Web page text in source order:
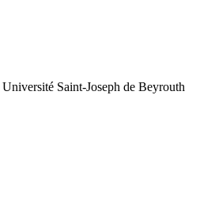
Saint-Joseph de Beyrouth